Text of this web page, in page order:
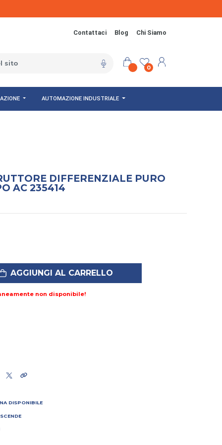
Contattaci Blog Chi Siamo
0
AUTOMAZIONE INDUSTRIALE
DIFFERENZIALE PURO
AC 235414
AGGIUNGI AL CARRELLO
non disponibile!
DISPONIBILE